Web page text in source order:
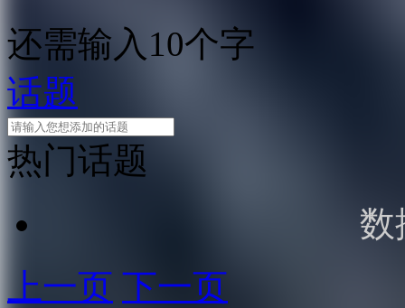
还需输入10个字
话题
热门话题
数
上一页 下一页